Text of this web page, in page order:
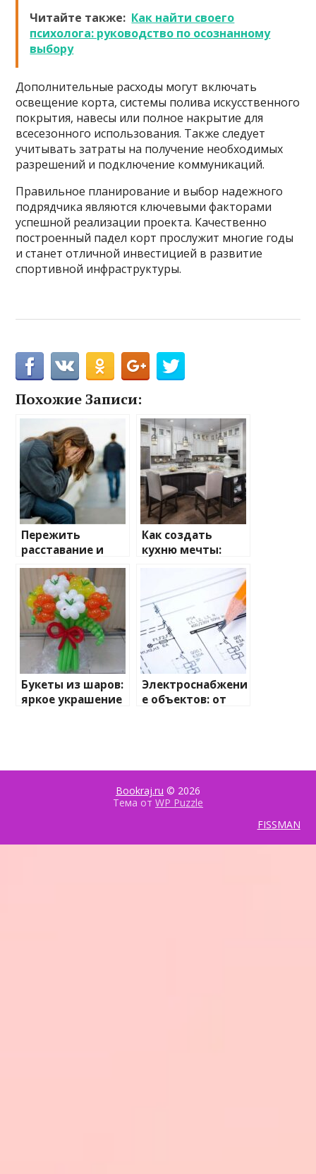
Читайте также: Как найти своего
психолога: руководство по осознанному
выбору
Дополнительные расходы могут включать
освещение корта, системы полива искусственного
покрытия, навесы или полное накрытие для
всесезонного использования. Также следует
учитывать затраты на получение необходимых
разрешений и подключение коммуникаций.
Правильное планирование и выбор надежного
подрядчика являются ключевыми факторами
успешной реализации проекта. Качественно
построенный падел корт прослужит многие годы
и станет отличной инвестицией в развитие
спортивной инфраструктуры.
Похожие Записи:
Пережить
расставание и
остаться собой
Как создать
кухню мечты:
руководство по
заказу
индивидуальног
о проекта
Букеты из шаров:
яркое украшение
Электроснабжени
е объектов: от
Bookraj.ru © 2026
Тема от WP Puzzle
FISSMAN